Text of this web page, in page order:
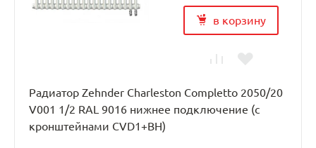
в корзину
Радиатор Zehnder Charleston Completto 2050/20
V001 1/2 RAL 9016 нижнее подключение (с
кронштейнами CVD1+BH)